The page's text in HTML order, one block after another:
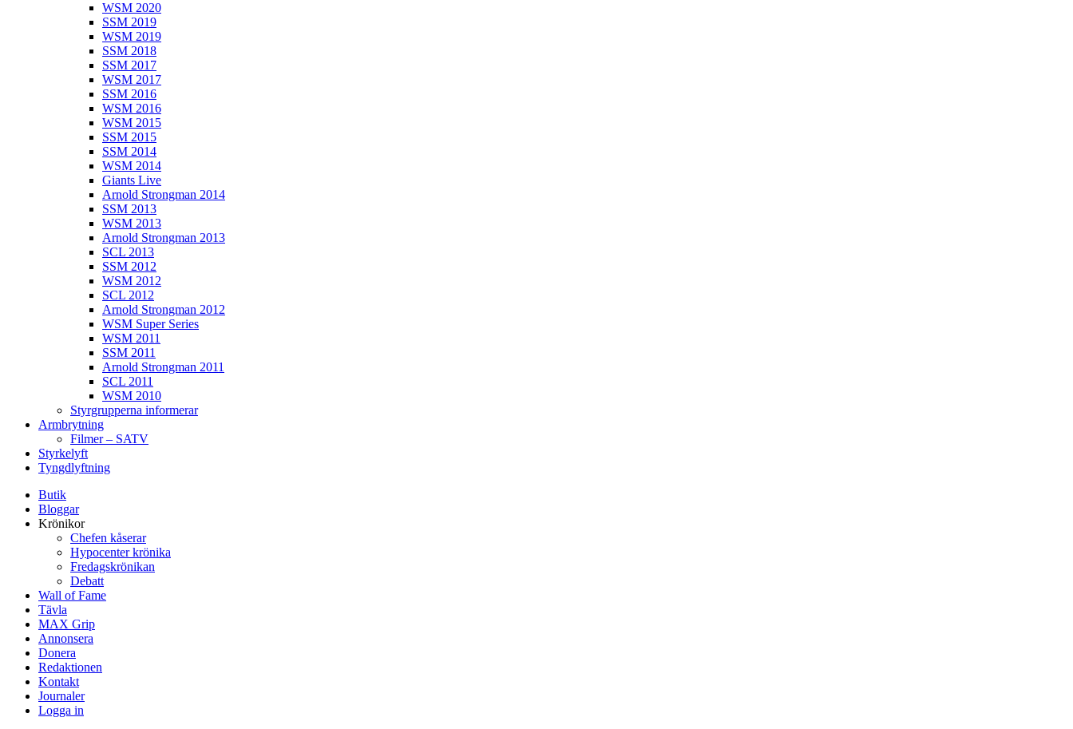
WSM 2020
SSM 2019
WSM 2019
SSM 2018
SSM 2017
WSM 2017
SSM 2016
WSM 2016
WSM 2015
SSM 2015
SSM 2014
WSM 2014
Giants Live
Arnold Strongman 2014
SSM 2013
WSM 2013
Arnold Strongman 2013
SCL 2013
SSM 2012
WSM 2012
SCL 2012
Arnold Strongman 2012
WSM Super Series
WSM 2011
SSM 2011
Arnold Strongman 2011
SCL 2011
WSM 2010
Styrgrupperna informerar
Armbrytning
Filmer – SATV
Styrkelyft
Tyngdlyftning
Butik
Bloggar
Krönikor
Chefen kåserar
Hypocenter krönika
Fredagskrönikan
Debatt
Wall of Fame
Tävla
MAX Grip
Annonsera
Donera
Redaktionen
Kontakt
Journaler
Logga in